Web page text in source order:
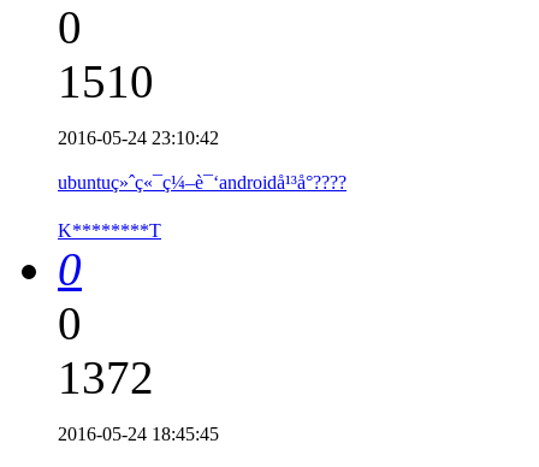
0
1510
2016-05-24 23:10:42
ubuntuç»ˆç«¯ç¼–è¯‘androidå¹³å°????
K********T
0
0
1372
2016-05-24 18:45:45